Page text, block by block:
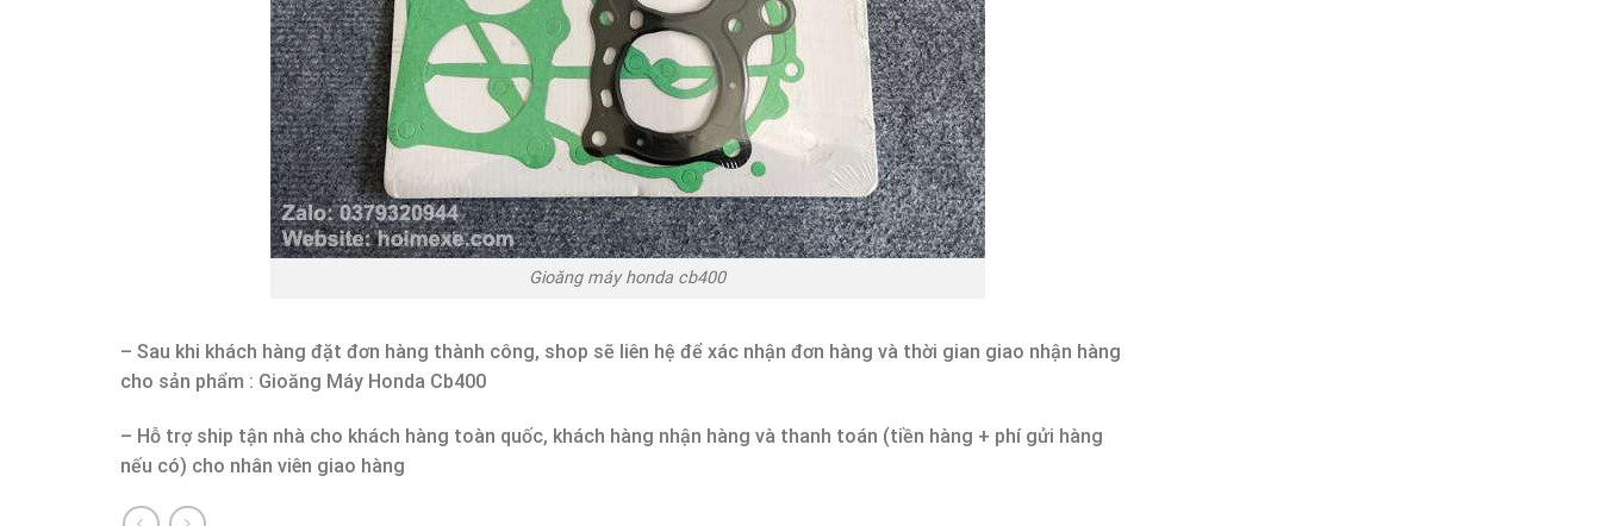
Gioăng máy honda cb400
– Sau khi khách hàng đặt đơn hàng thành công, shop sẽ liên hệ để xác nhận đơn hàng và thời gian giao nhận hàng
cho sản phẩm : Gioăng Máy Honda Cb400
– Hỗ trợ ship tận nhà cho khách hàng toàn quốc, khách hàng nhận hàng và thanh toán (tiền hàng + phí gửi hàng
nếu có) cho nhân viên giao hàng